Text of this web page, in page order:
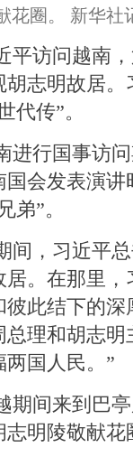
花圈。 新华社
平访问越南
志明故居
代传”。
进行国事访
会发表演
弟”。
间，习近平
。在那里
此结下的深
理和胡志
国人民。”
期间来到巴
明陵敬献花